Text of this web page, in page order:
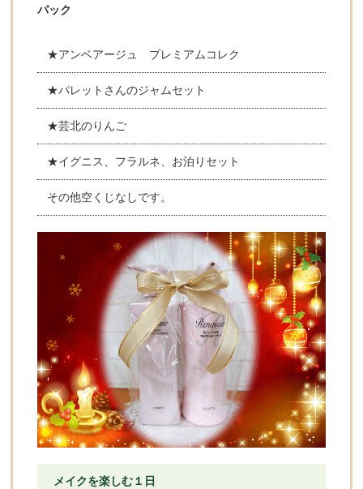
パック
★アンベアージュ プレミアムコレク
★パレットさんのジャムセット
★芸北のりんご
★イグニス、フラルネ、お泊りセット
その他空くじなしです。
メイクを楽しむ１日